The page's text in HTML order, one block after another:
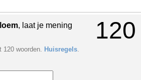
120
, laat je mening
woorden. Huisregels